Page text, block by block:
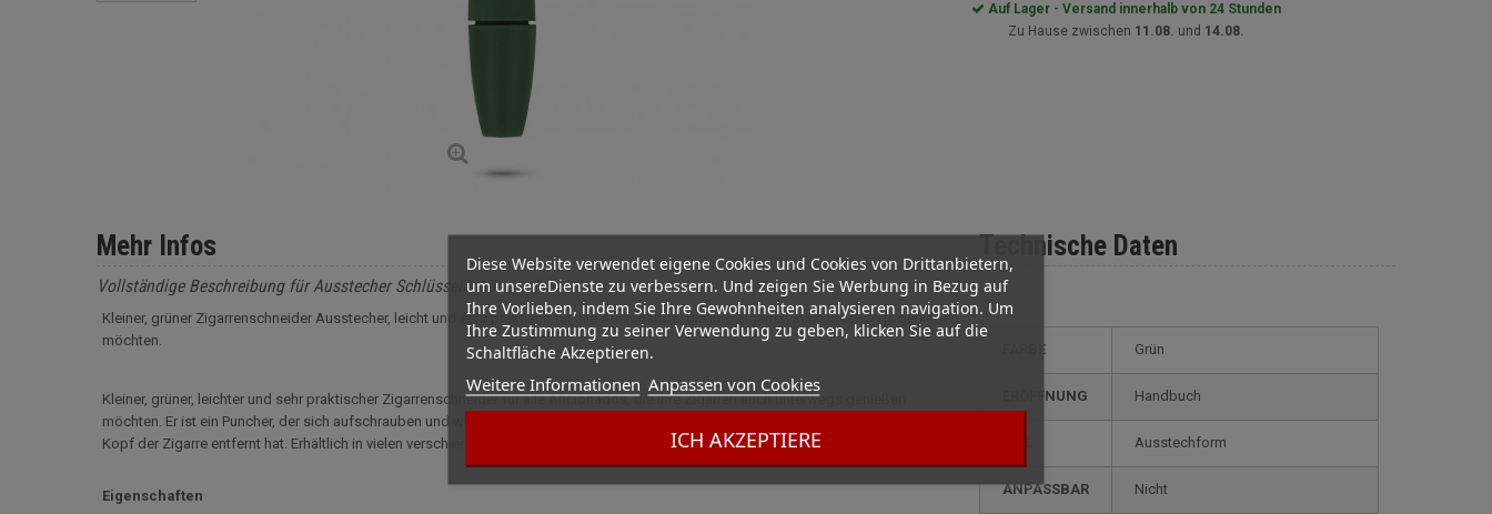
Diese Website verwendet eigene Cookies und Cookies von Drittanbietern,
um unsereDienste zu verbessern. Und zeigen Sie Werbung in Bezug auf
Ihre Vorlieben, indem Sie Ihre Gewohnheiten analysieren navigation. Um
Ihre Zustimmung zu seiner Verwendung zu geben, klicken Sie auf die
Schaltfläche Akzeptieren.
Weitere Informationen Anpassen von Cookies
ICH AKZEPTIERE
Auf Lager - Versand innerhalb von 24 Stunden
Zu Hause zwischen 11.08. und 14.08.
Technische Daten
FARBE Grün
ERÖFFNUNG Handbuch
ausstechform
ANPASSBAR nicht
Mehr Infos
Vollständige Beschreibung für Ausstecher Schlüsselanhänger Twist Grün
Kleiner, grüner Zigarrenschneider Ausstecher, leicht und sehr praktisch für alle Aficionados, die ihre Zigarren auch unterwegs genießen
möchten.
Kleiner, grüner, leichter und sehr praktischer Zigarrenschneider für alle Aficionados, die ihre Zigarren auch unterwegs genießen
möchten. Er ist ein Puncher, der sich aufschrauben und wieder schließen lässt, um sich von dem Tabak zu entleeren, den er aus dem
Kopf der Zigarre entfernt hat. Erhältlich in vielen verschiedenen Farben auf unserer Website.
Eigenschaften